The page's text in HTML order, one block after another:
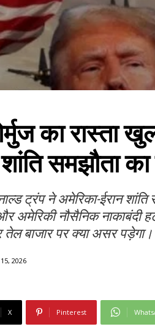
का रास्ता
समझौता का
ट्रंप ने अमेरिका-ईरान
नौसैनिक नाकाबंदी
बाजार पर क्या असर पड़ेगा।
2026
X Pinterest